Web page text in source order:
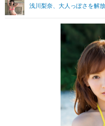
ショッピング
浅川梨奈、大人っぽさを解